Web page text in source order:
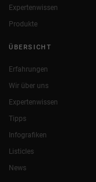
Expertenwissen
Produkte
ÜBERSICHT
Erfahrungen
Wir über uns
Expertenwissen
Tipps
Infografiken
Listicles
News